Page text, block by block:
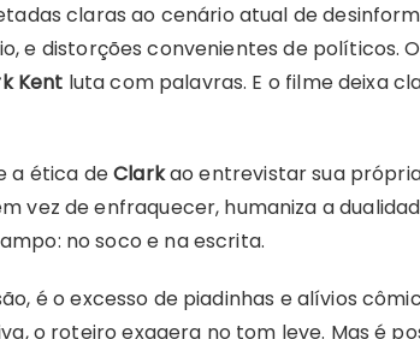
claras ao cenário atual de
e distorções convenientes de políticos. O
Kent luta com palavras. E o filme deixa
a ética deClarkao entrevistar sua
vez de enfraquecer, humaniza a
no soco e na escrita.
é o excesso de piadinhas e alívios
o roteiro exagera no tom leve. Mas é